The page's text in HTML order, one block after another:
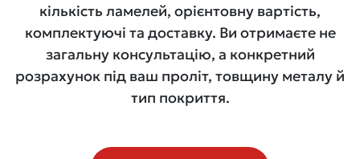
кількість ламелей, орієнтовну вартість,
комплектуючі та доставку. Ви отримаєте не
загальну консультацію, а конкретний
розрахунок під ваш проліт, товщину металу й
тип покриття.